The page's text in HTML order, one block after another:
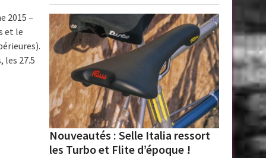
2015 –
et le
les 27.5
Nouveautés : Selle Italia ressort
les Turbo et Flite d’époque !